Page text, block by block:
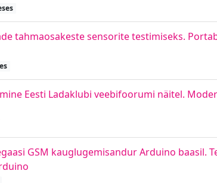
tahmaosakeste sensorite testimiseks.
Eesti Ladaklubi veebifoorumi näitel.
GSM kauglugemisandur Arduino baasil.